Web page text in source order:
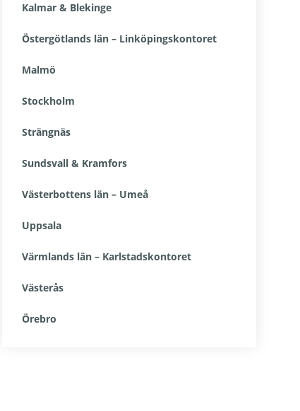
Kalmar & Blekinge
Östergötlands län – Linköpingskontoret
Malmö
Stockholm
Strängnäs
Sundsvall & Kramfors
Västerbottens län – Umeå
Uppsala
Värmlands län – Karlstadskontoret
Västerås
Örebro